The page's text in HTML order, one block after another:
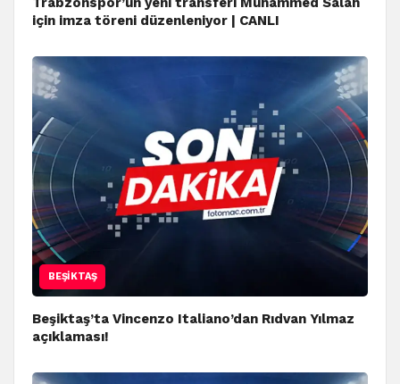
için imza töreni düzenleniyor | CANLI
BEŞIKTAŞ
Beşiktaş’ta Vincenzo Italiano’dan Rıdvan Yılmaz
açıklaması!